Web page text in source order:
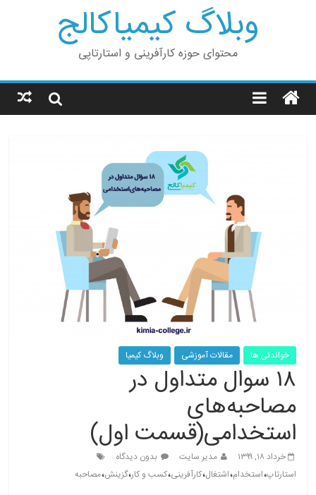
وبلاگ کیمیاکالج
محتوای حوزه کارآفرینی و استارتاپی
خواندنی ها مقالات آموزشی وبلاگ کیمیا
۱۸ سوال متداول در
مصاحبه‌های
استخدامی(قسمت اول)
خرداد ۱۸, ۱۳۹۹ مدیر سایت
بدون دیدگاه
استارتاپ،استخدام،اشتغال،کارآفرینی،کسب و کار،گزینش،مصاحبه